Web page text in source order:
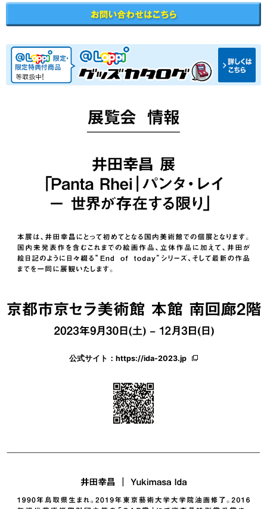
公式サイト：https://ida-2023.jp